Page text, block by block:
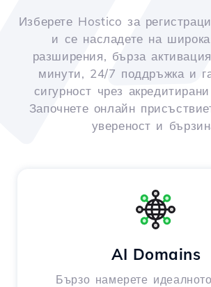
Изберете Hostico за
и се насладете на
разширения, бърза
минути, 24/7 поддръжка и
сигурност чрез
Започнете онлайн
увереност и
AI Domains
Бързо намерете